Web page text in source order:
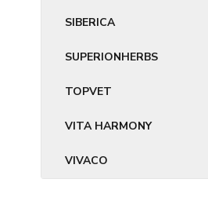
SIBERICA
SUPERIONHERBS
TOPVET
VITA HARMONY
VIVACO